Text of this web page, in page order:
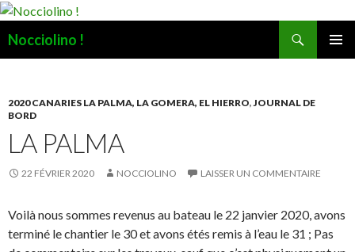
Nocciolino !
2020 CANARIES LA PALMA, LA GOMERA, EL HIERRO, JOURNAL DE
BORD
LA PALMA
22 FÉVRIER 2020 NOCCIOLINO LAISSER UN COMMENTAIRE
Voilà nous sommes revenus au bateau le 22 janvier 2020, avons
terminé le chantier le 30 et avons étés remis à l’eau le 31 ; Pas